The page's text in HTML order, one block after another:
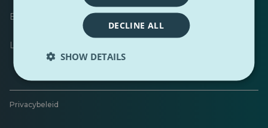
Een probleem melden
Laat feedback achter
Privacybeleid
DECLINE ALL
SHOW DETAILS